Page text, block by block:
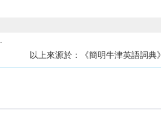
以上來源於：《簡明牛津英語詞典》